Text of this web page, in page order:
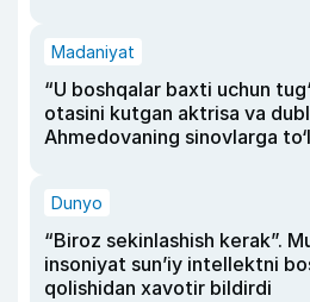
Madaniyat
“U boshqalar baxti uchun
otasini kutgan aktrisa va
Ahmedovaning sinovlarga
Dunyo
“Biroz sekinlashish kerak”.
insoniyat sun’iy intellektni
qolishidan xavotir bildirdi